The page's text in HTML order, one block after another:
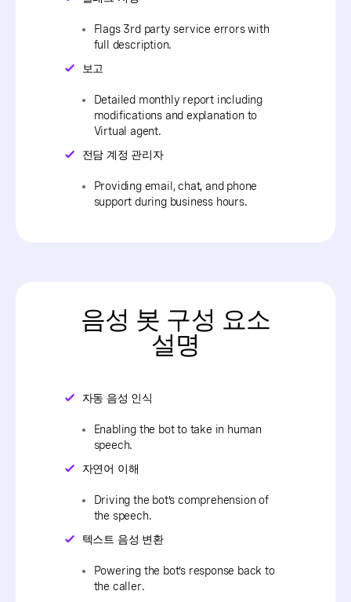
Flags 3rd party service errors with
full description.
보고
Detailed monthly report including
modifications and explanation to
Virtual agent.
전담 계정 관리자
Providing email, chat, and phone
support during business hours.
음성 봇 구성 요소
설명
자동 음성 인식
Enabling the bot to take in human
speech.
자연어 이해
Driving the bot’s comprehension of
the speech.
텍스트 음성 변환
Powering the bot’s response back to
the caller.